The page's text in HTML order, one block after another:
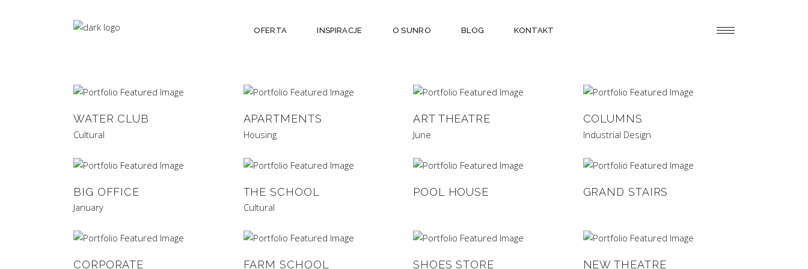
OFERTA INSPIRACJE O SUNRO BLOG KONTAKT
WATER CLUB
Cultural
APARTMENTS
Housing
ART THEATRE
June
COLUMNS
Industrial Design
BIG OFFICE
January
THE SCHOOL
Cultural
POOL HOUSE GRAND STAIRS
CORPORATE FARM SCHOOL SHOES STORE NEW THEATRE